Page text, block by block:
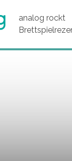
analog rockt